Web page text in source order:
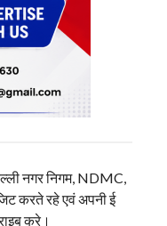
नगर निगम, NDMC,
करते रहे एवं अपनी ई
करे।